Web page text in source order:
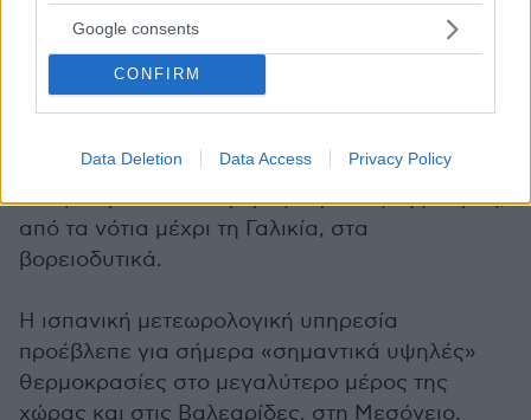
Google consents
CONFIRM
Data Deletion Data Access Privacy Policy
εξαπλώνεται στη χώρα», προειδοποίησε η
υπηρεσία.
Δεκάδες πύρινα μέτωπα στην Ισπανία
Περίπου20 πύρινα μέτωπαμαίνονται
ανεξέλεγκτα σε διάφορες περιοχές της χώρας,
από τα νότια μέχρι τη Γαλικία, στα
βορειοδυτικά.
Η ισπανική μετεωρολογική υπηρεσία
προέβλεπε για σήμερα «σημαντικά υψηλές»
θερμοκρασίες στο μεγαλύτερο μέρος της
χώρας και στις Βαλεαρίδες, στη Μεσόγειο.